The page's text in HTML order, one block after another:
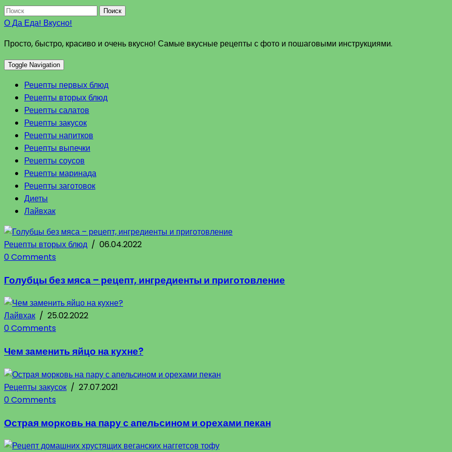
Поиск
О Да Еда! Вкусно!
Просто, быстро, красиво и очень вкусно! Самые вкусные рецепты с фото и пошаговыми инструкциями.
Toggle Navigation
Рецепты первых блюд
Рецепты вторых блюд
Рецепты салатов
Рецепты закусок
Рецепты напитков
Рецепты выпечки
Рецепты соусов
Рецепты маринада
Рецепты заготовок
Диеты
Лайвхак
Рецепты вторых блюд / 06.04.2022
0 Comments
Голубцы без мяса – рецепт, ингредиенты и приготовление
Лайвхак / 25.02.2022
0 Comments
Чем заменить яйцо на кухне?
Рецепты закусок / 27.07.2021
0 Comments
Острая морковь на пару с апельсином и орехами пекан